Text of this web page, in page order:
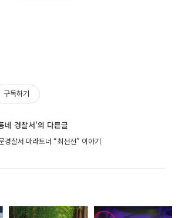
구독하기
네 경찰서'의 다른글
경찰서 마라토너 “최선선” 이야기